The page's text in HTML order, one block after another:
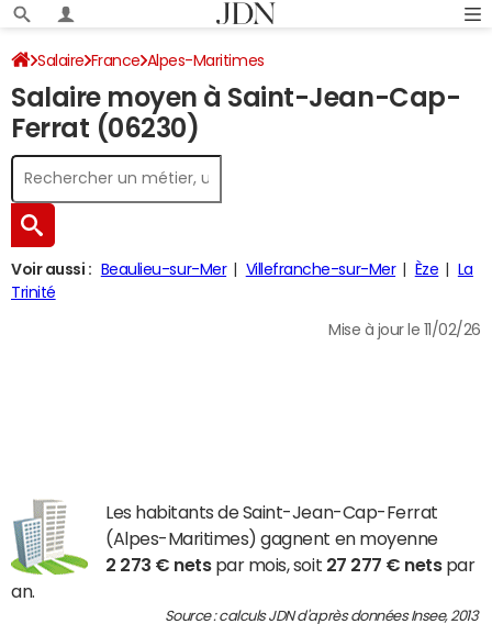
Salaire France Alpes-Maritimes
Salaire moyen à Saint-Jean-Cap-
Ferrat (06230)
Voir aussi : Beaulieu-sur-Mer Villefranche-sur-Mer Èze
La
Trinité
Mise à jour le 11/02/26
Les habitants de Saint-Jean-Cap-Ferrat
(Alpes-Maritimes) gagnent en moyenne
2 273 € netspar mois, soit 27 277 € netspar
an.
Source : calculs JDN d'après données Insee, 2013